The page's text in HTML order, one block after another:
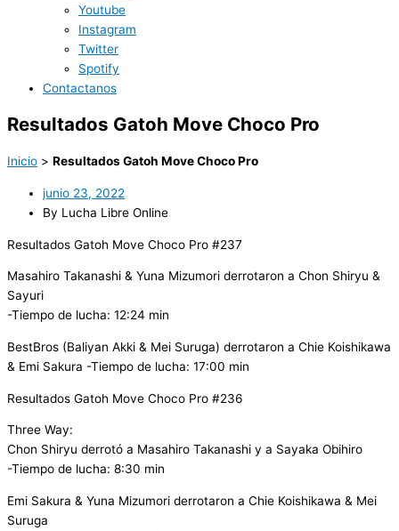
Youtube
Instagram
Twitter
Spotify
Contactanos
Resultados Gatoh Move Choco Pro
Inicio > Resultados Gatoh Move Choco Pro
junio 23, 2022
By Lucha Libre Online
Resultados Gatoh Move Choco Pro #237
Masahiro Takanashi & Yuna Mizumori derrotaron a Chon Shiryu &
Sayuri
-Tiempo de lucha: 12:24 min
BestBros (Baliyan Akki & Mei Suruga) derrotaron a Chie Koishikawa
& Emi Sakura -Tiempo de lucha: 17:00 min
Resultados Gatoh Move Choco Pro #236
Three Way:
Chon Shiryu derrotó a Masahiro Takanashi y a Sayaka Obihiro
-Tiempo de lucha: 8:30 min
Emi Sakura & Yuna Mizumori derrotaron a Chie Koishikawa & Mei
Suruga